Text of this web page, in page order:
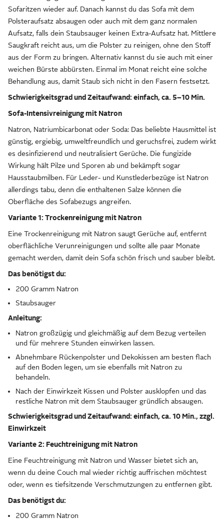
Sofaritzen wieder auf. Danach kannst du das Sofa mit dem
Polsteraufsatz absaugen oder auch mit dem ganz normalen
Aufsatz, falls dein Staubsauger keinen Extra-Aufsatz hat. Mittlere
Saugkraft reicht aus, um die Polster zu reinigen, ohne den Stoff
aus der Form zu bringen. Alternativ kannst du sie auch mit einer
weichen Bürste abbürsten. Einmal im Monat reicht eine solche
Behandlung aus, damit Staub sich nicht in den Fasern festsetzt.
Schwierigkeitsgrad und Zeitaufwand: einfach, ca. 5–10 Min.
Sofa-Intensivreinigung mit Natron
Natron, Natriumbicarbonat oder Soda: Das beliebte Hausmittel ist
günstig, ergiebig, umweltfreundlich und geruchsfrei, zudem wirkt
es desinfizierend und neutralisiert Gerüche. Die fungizide
Wirkung hält Pilze und Sporen ab und bekämpft sogar
Hausstaubmilben. Für Leder- und Kunstlederbezüge ist Natron
allerdings tabu, denn die enthaltenen Salze können die
Oberfläche des Sofabezugs angreifen.
Variante 1: Trockenreinigung mit Natron
Eine Trockenreinigung mit Natron saugt Gerüche auf, entfernt
oberflächliche Verunreinigungen und sollte alle paar Monate
gemacht werden, damit dein Sofa schön frisch und sauber bleibt.
Das benötigst du:
200 Gramm Natron
Staubsauger
Anleitung:
Natron großzügig und gleichmäßig auf dem Bezug verteilen
und für mehrere Stunden einwirken lassen.
Abnehmbare Rückenpolster und Dekokissen am besten flach
auf den Boden legen, um sie ebenfalls mit Natron zu
behandeln.
Nach der Einwirkzeit Kissen und Polster ausklopfen und das
restliche Natron mit dem Staubsauger gründlich absaugen.
Schwierigkeitsgrad und Zeitaufwand: einfach, ca. 10 Min., zzgl.
Einwirkzeit
Variante 2: Feuchtreinigung mit Natron
Eine Feuchtreinigung mit Natron und Wasser bietet sich an,
wenn du deine Couch mal wieder richtig auffrischen möchtest
oder, wenn es tiefsitzende Verschmutzungen zu entfernen gibt.
Das benötigst du:
200 Gramm Natron